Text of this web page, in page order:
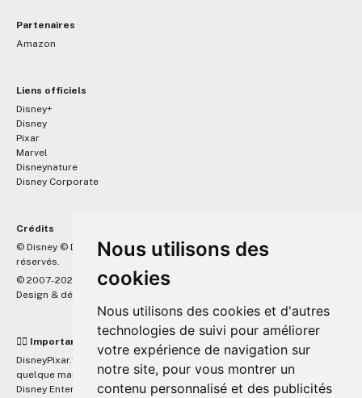
Nous utilisons des
cookies
Nous utilisons des cookies et d'autres
technologies de suivi pour améliorer
votre expérience de navigation sur
notre site, pour vous montrer un
contenu personnalisé et des publicités
Partenaires
Amazon
Liens officiels
Disney+
Disney
Pixar
Marvel
Disneynature
Disney Corporate
Crédits
© Disney © Disney/Pixar © &
Lucasfilm LTD © Marvel. Tous droits
réservés.
© 2007-2026 DisneyPixar.fr
Design & développement :
☝🏼 Important
DisneyPixar.fr est un site indépendant et n'est en aucun cas lié de
quelque manière que ce soit avec The Walt Disney Company, Pixar,
Disney Enterprises, Inc ou leurs dérivés ou associés. Toute demande